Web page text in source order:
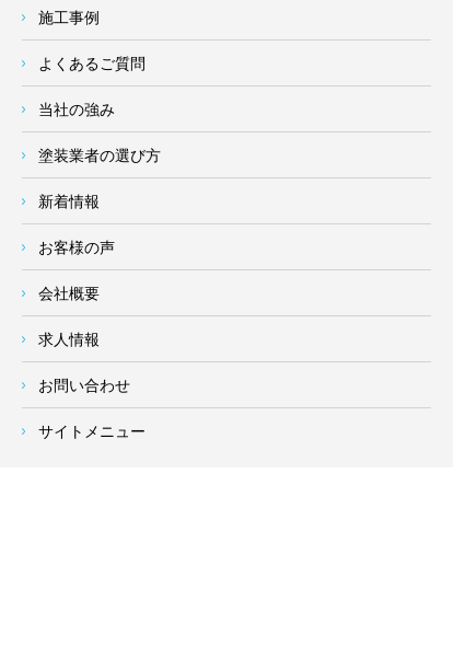
施工事例
よくあるご質問
当社の強み
塗装業者の選び方
新着情報
お客様の声
会社概要
求人情報
お問い合わせ
サイトメニュー